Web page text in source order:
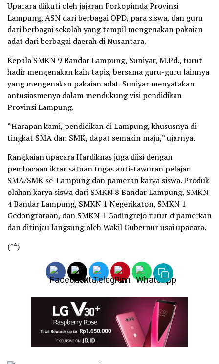
Upacara diikuti oleh jajaran Forkopimda Provinsi
Lampung, ASN dari berbagai OPD, para siswa, dan guru
dari berbagai sekolah yang tampil mengenakan pakaian
adat dari berbagai daerah di Nusantara.
Kepala SMKN 9 Bandar Lampung, Suniyar, M.Pd., turut
hadir mengenakan kain tapis, bersama guru-guru lainnya
yang mengenakan pakaian adat. Suniyar menyatakan
antusiasmenya dalam mendukung visi pendidikan
Provinsi Lampung.
“Harapan kami, pendidikan di Lampung, khususnya di
tingkat SMA dan SMK, dapat semakin maju,” ujarnya.
Rangkaian upacara Hardiknas juga diisi dengan
pembacaan ikrar satuan tugas anti-tawuran pelajar
SMA/SMK se-Lampung dan pameran karya siswa. Produk
olahan karya siswa dari SMKN 8 Bandar Lampung, SMKN
4 Bandar Lampung, SMKN 1 Negerikaton, SMKN 1
Gedongtataan, dan SMKN 1 Gadingrejo turut dipamerkan
dan ditinjau langsung oleh Wakil Gubernur usai upacara.
(**)